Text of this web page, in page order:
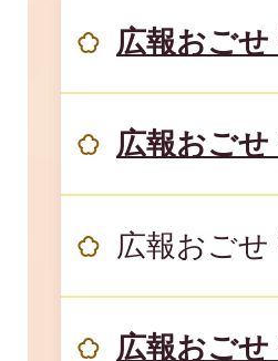
広報おご
広報おご
広報おご
広報おご